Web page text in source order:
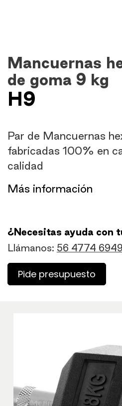
Mancuernas
de goma 9 kg
H9
Par de Mancuernas
fabricadas 100% en
calidad
​Más información
¿Necesitas ayuda con
Llámanos: 56 4774 6949
Pide presupuesto